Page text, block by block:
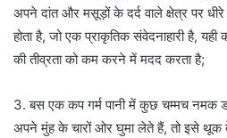
अपने दांत और मसूड़ों के दर्द वाले क्षेत्र पर
होता है, जो एक प्राकृतिक संवेदनाहारी है,
की तीव्रता को कम करने में मदद करता है;
3. बस एक कप गर्म पानी में कुछ चम्मच नमक
अपने मुंह के चारों ओर घुमा लेते हैं, तो इसे थूक